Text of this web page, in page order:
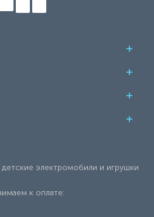
электромобили и игрушки
к оплате: